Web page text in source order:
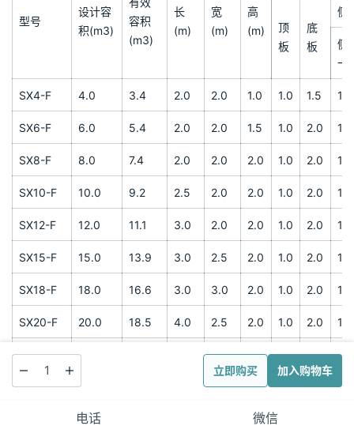
立即购买 加入购物车
使用说明：水箱试水无渗漏后，打开排水阀放水，冲洗水箱内部，
排尽积水，关闭排水阀，注水至设计水位即可正常使用，使用过程
中应定期用药物及高压水冲洗水箱内部，保证水质清洁，长期放置
重新注水时，应检查各部位是否正常。
水箱选用表
型号
设计容
积(m3)
有效
容积
(m3)
长
(m)
宽
(m)
高
(m)
板厚(mm)
顶
板
底
板
侧
侧
一
SX4-F 4.0 3.4 2.0 2.0 1.0 1.0 1.5 1.2
SX6-F 6.0 5.4 2.0 2.0 1.5 1.0 2.0 1.2
SX8-F 8.0 2.0 2.0 1.0 2.0 1.2
SX10-F 10.0 2.0 2.0 1.0 2.0 1.2
12.0 2.0
电话 微信